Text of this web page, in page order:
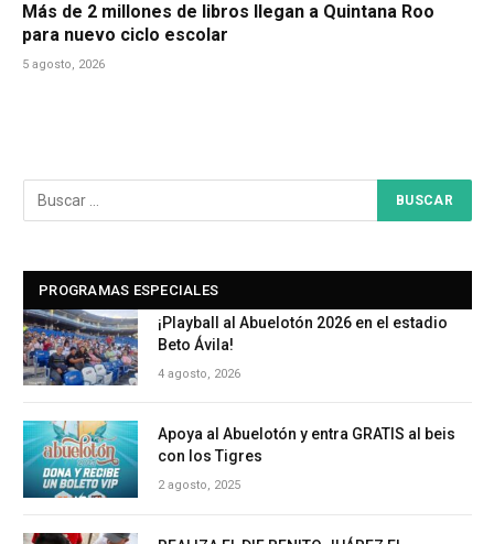
Más de 2 millones de libros llegan a Quintana Roo
para nuevo ciclo escolar
5 agosto, 2026
PROGRAMAS ESPECIALES
¡Playball al Abuelotón 2026 en el estadio
Beto Ávila!
4 agosto, 2026
Apoya al Abuelotón y entra GRATIS al beis
con los Tigres
2 agosto, 2025